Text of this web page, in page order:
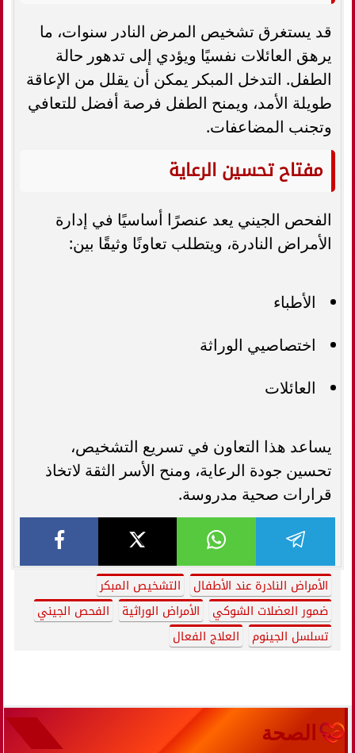
قد يستغرق تشخيص المرض النادر سنوات، ما
يرهق العائلات نفسيًا ويؤدي إلى تدهور حالة
الطفل. التدخل المبكر يمكن أن يقلل من الإعاقة
طويلة الأمد، ويمنح الطفل فرصة أفضل للتعافي
وتجنب المضاعفات.
مفتاح تحسين الرعاية
الفحص الجيني يعد عنصرًا أساسيًا في إدارة
الأمراض النادرة، ويتطلب تعاونًا وثيقًا بين:
الأطباء
اختصاصيي الوراثة
العائلات
يساعد هذا التعاون في تسريع التشخيص،
تحسين جودة الرعاية، ومنح الأسر الثقة لاتخاذ
قرارات صحية مدروسة.
الأمراض النادرة عند الأطفال
التشخيص المبكر
ضمور العضلات الشوكي
الأمراض الوراثية
الفحص الجيني
تسلسل الجينوم
العلاج الفعال
الصحة